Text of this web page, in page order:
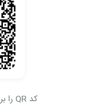
کد QR را برای اطلاعات بیشتر اسکن کنید